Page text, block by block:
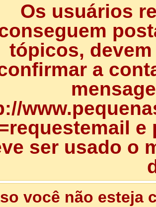
Os usuários
tópicos,
a
ser usado o
você não esteja